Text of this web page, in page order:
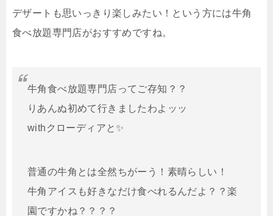
デザートも思いっきり楽しみたい！という方には牛角
食べ放題専門店がおすすめですね。
牛角食べ放題専門店ってご存知？？
りあんぬ初めて行きましたわよッッ
withクローディアと✨️
普通の牛角とは全然ちがーう！素晴らしい！
牛角アイスも好きなだけ食べれるんだよ？？楽
園ですかね？？？？